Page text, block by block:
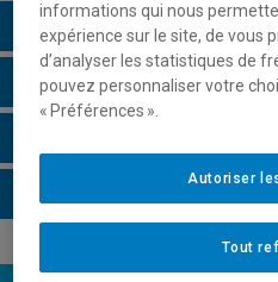
Description du cours
Horaire - Été 2026
informations qui nous
expérience sur le site, de vous
d’analyser les statistiques de
pouvez personnaliser votre
« Préférences ».
Tout
Autoriser